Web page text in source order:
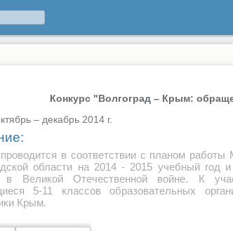
Конкурс "Волгоград – Крым:
– декабрь 2014 г.
в соответствии с планом работы
области на 2014 - 2015 учебный год
Великой Отечественной войне. К
5-11 классов образовательных
Крым.